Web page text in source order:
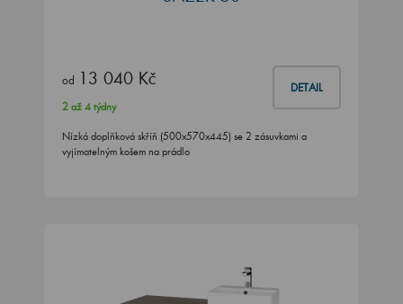
od 13 040 Kč DETAIL
2 až 4 týdny
Nízká doplňková skříň (500x570x445) se 2 zásuvkami a
vyjímatelným košem na prádlo